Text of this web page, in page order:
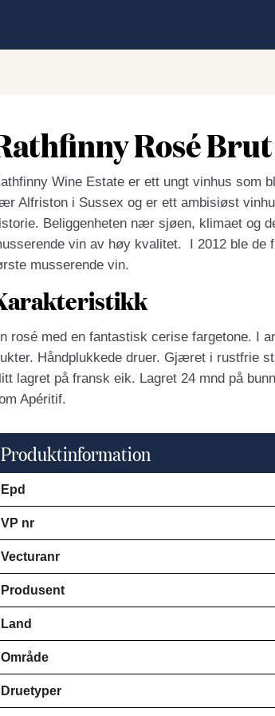
Rosé Brut
Wine Estate er ett ungt vinhus som
Alfriston i Sussex og er ett ambisiøst
Beliggenheten nær sjøen, klimaet og
vin av høy kvalitet. I 2012 ble de
musserende vin.
rosé med en fantastisk cerise fargetone. I
Håndplukkede druer. Gjæret i rustfrie
lagret på fransk eik. Lagret 24 mnd på
Apéritif.
Produktinformation
Epd
VP nr
Vecturanr
Produsent
Land
Område
Druetyper